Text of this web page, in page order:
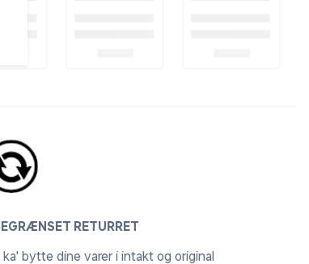
RETURRET
ka' bytte dine varer i intakt og original